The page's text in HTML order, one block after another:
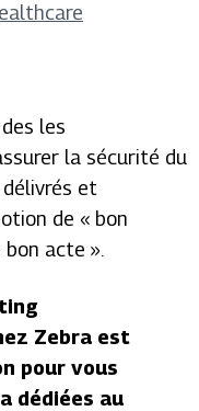
les
la sécurité du
et
de « bon
acte ».
Zebra est
pour vous
dédiées au